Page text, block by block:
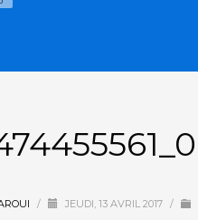
/ JEUDI, 13 AVRIL 2017 /